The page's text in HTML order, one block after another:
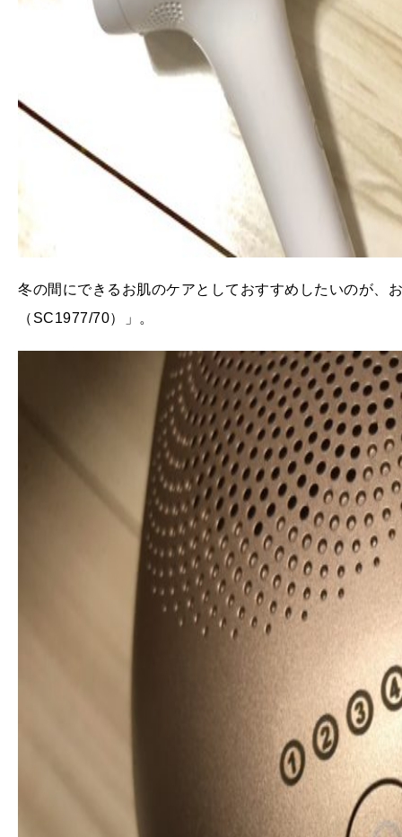
冬の間にできるお肌のケアとしておすすめしたいのが、
（SC1977/70）」。